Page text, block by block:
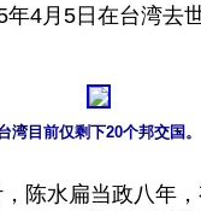
4月5日在台湾去世
湾目前仅剩下20个邦交国。
陈水扁当政八年，